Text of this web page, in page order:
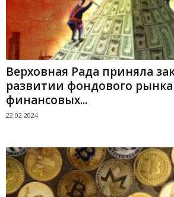
Верховная Рада приняла
развитии фондового
финансовых...
22.02.2024